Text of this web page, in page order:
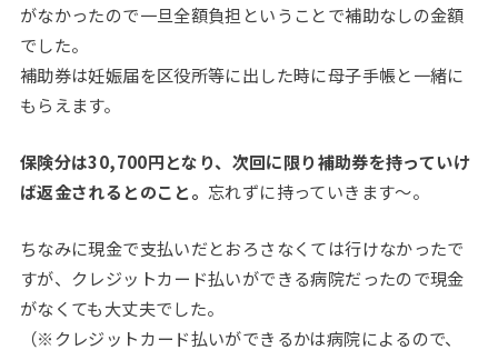
がなかったので一旦全額負担ということで補助なしの金額
でした。
補助券は妊娠届を区役所等に出した時に母子手帳と一緒に
もらえます。
保険分は30,700円となり、次回に限り補助券を持っていけ
ば返金されるとのこと。 忘れずに持っていきます～。
ちなみに現金で支払いだとおろさなくては行けなかったで
すが、クレジットカード払いができる病院だったので現金
がなくても大丈夫でした。
（※クレジットカード払いができるかは病院によるので、